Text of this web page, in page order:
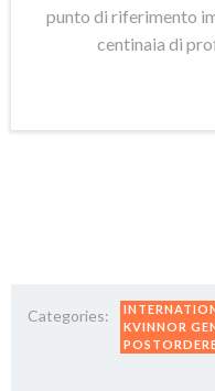
punto di riferimento
centinaia di
Categories:
KVINNOR